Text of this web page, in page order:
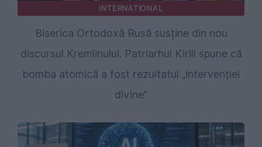
INTERNATIONAL
Biserica Ortodoxă Rusă susține din nou
discursul Kremlinului. Patriarhul Kirill spune că
bomba atomică a fost rezultatul „intervenției
divine”